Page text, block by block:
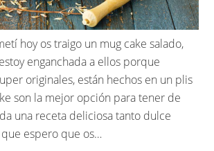
hoy os traigo un mug cake salado,
enganchada a ellos porque
originales, están hechos en un plis
son la mejor opción para tener de
una receta deliciosa tanto dulce
que espero que os…